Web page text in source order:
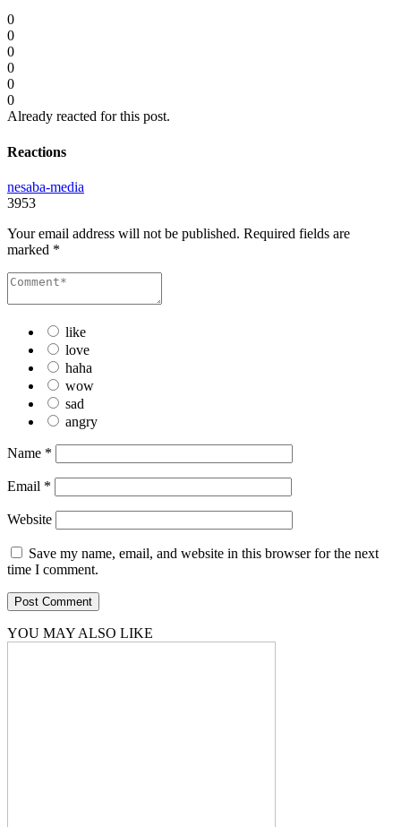
0
0
0
0
0
0
Already reacted for this post.
Reactions
nesaba-media
3953
Your email address will not be published. Required fields are
marked *
like
love
haha
wow
sad
angry
Name *
Email *
Website
Save my name, email, and website in this browser for the next
time I comment.
YOU MAY ALSO LIKE